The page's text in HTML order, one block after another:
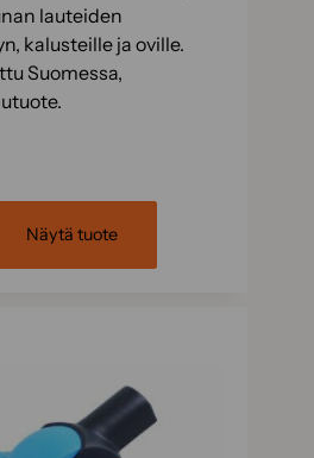
lauteiden
kalusteille ja oville.
Suomessa,
Näytä tuote